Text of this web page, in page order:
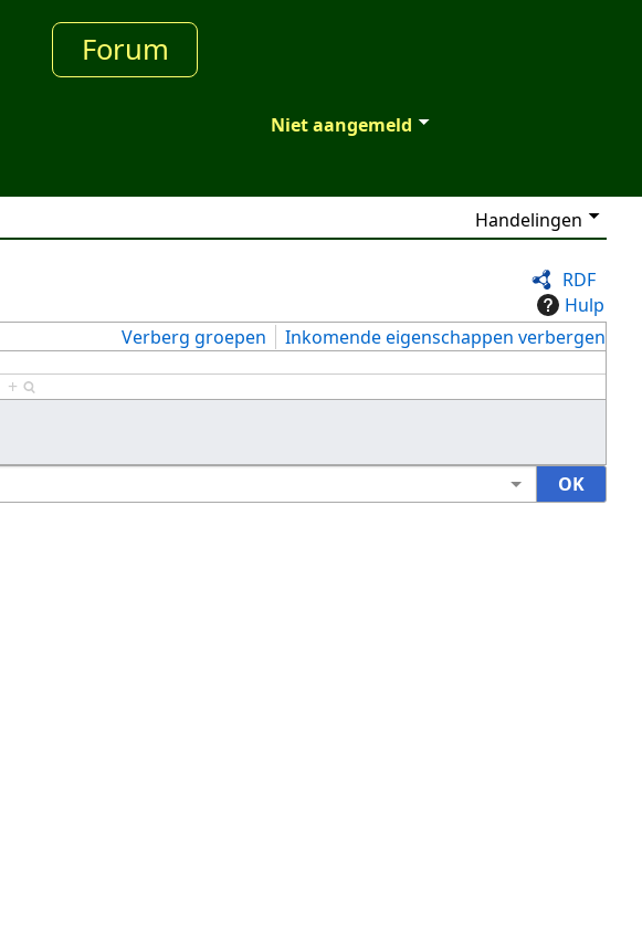
Forum
Niet aangemeld
Handelingen
RDF
Hulp
Verberg groepen
Inkomende eigenschappen verbergen
+